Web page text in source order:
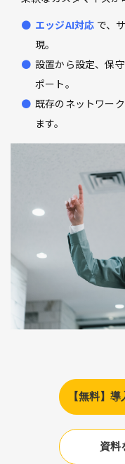
エッジAI対応 で、
現。
設置から設定、保
ポート。
既存のネットワー
ます。
【無料】
資料